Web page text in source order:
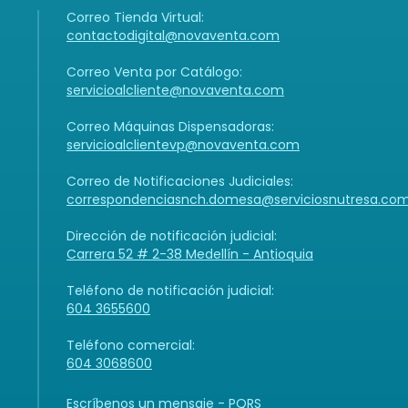
Correo Tienda Virtual:
contactodigital@novaventa.com
Correo Venta por Catálogo:
servicioalcliente@novaventa.com
Correo Máquinas Dispensadoras:
servicioalclientevp@novaventa.com
Correo de Notificaciones Judiciales:
Dirección de notificación judicial:
Carrera 52 # 2-38 Medellín - Antioquia
Teléfono de notificación judicial:
604 3655600
Teléfono comercial:
604 3068600
Escríbenos un mensaje - PQRS